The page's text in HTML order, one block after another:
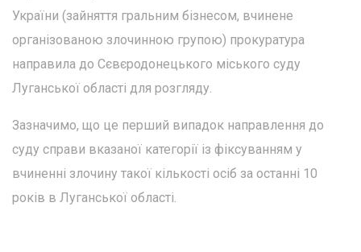
України (зайняття гральним бізнесом, вчинене
організованою злочинною групою) прокуратура
направила до Сєвєродонецького міського суду
Луганської області для розгляду.
Зазначимо, що це перший випадок направлення до
суду справи вказаної категорії із фіксуванням у
вчиненні злочину такої кількості осіб за останні 10
років в Луганської області.